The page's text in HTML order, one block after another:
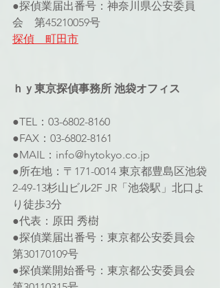
●探偵業届出番号：神奈川県公安委員
会　第45210059号
探偵　町田市
ｈｙ東京探偵事務所 池袋オフィス
●TEL：03-6802-8160
●FAX：03-6802-8161
●MAIL：info@hytokyo.co.jp
●所在地：〒171-0014 東京都豊島区池袋
2-49-13杉山ビル2F JR「池袋駅」北口よ
り徒歩3分
●代表：原田 秀樹
●探偵業届出番号：東京都公安委員会
第30170109号
●探偵業開始番号：東京都公安委員会